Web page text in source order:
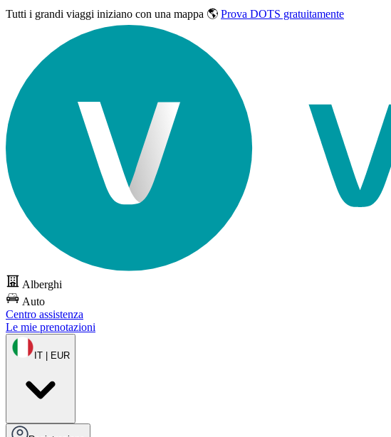
Tutti i grandi viaggi iniziano con una mappa 🌎 Prova DOTS gratuitamente
Alberghi
Auto
Centro assistenza
Le mie prenotazioni
IT | EUR